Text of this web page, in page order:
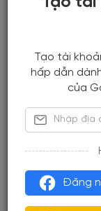
Tạo tài
hấp dẫn
của
Đăng